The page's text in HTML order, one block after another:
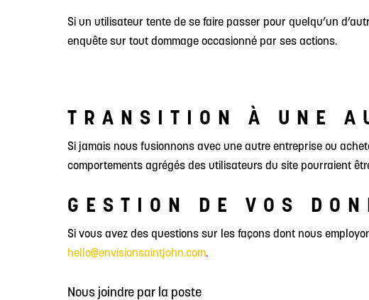
Si un utilisateur tente de se faire passer pour quelqu’un
enquête sur tout dommage occasionné par ses actions.
TRANSITION À UNE
Si jamais nous fusionnons avec une autre entreprise ou
comportements agrégés des utilisateurs du site pourraient
GESTION DE VOS
Si vous avez des questions sur les façons dont nous
hello@envisionsaintjohn.com.
Nous joindre par la poste